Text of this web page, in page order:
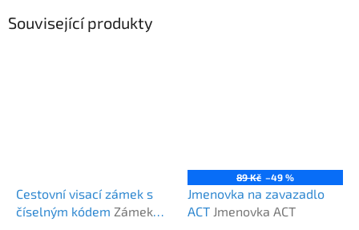
Související produkty
Cestovní visací zámek s
číselným kódem Zámek
89 Kč –49 %
Jmenovka na zavazadlo
ACT Jmenovka ACT